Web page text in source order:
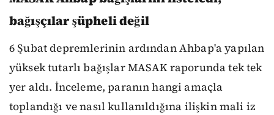
bağışçılar şüpheli değil
6 Şubat depremlerinin ardından Ahbap'a yapılan
yüksek tutarlı bağışlar MASAK raporunda tek tek
yer aldı. İnceleme, paranın hangi amaçla
toplandığı ve nasıl kullanıldığına ilişkin mali iz